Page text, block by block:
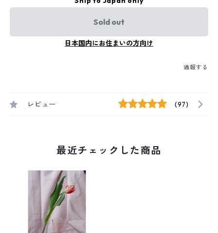
Sold out
日本国内にお住まいの方向け
通報する
レビュー (97)
最近チェックした商品